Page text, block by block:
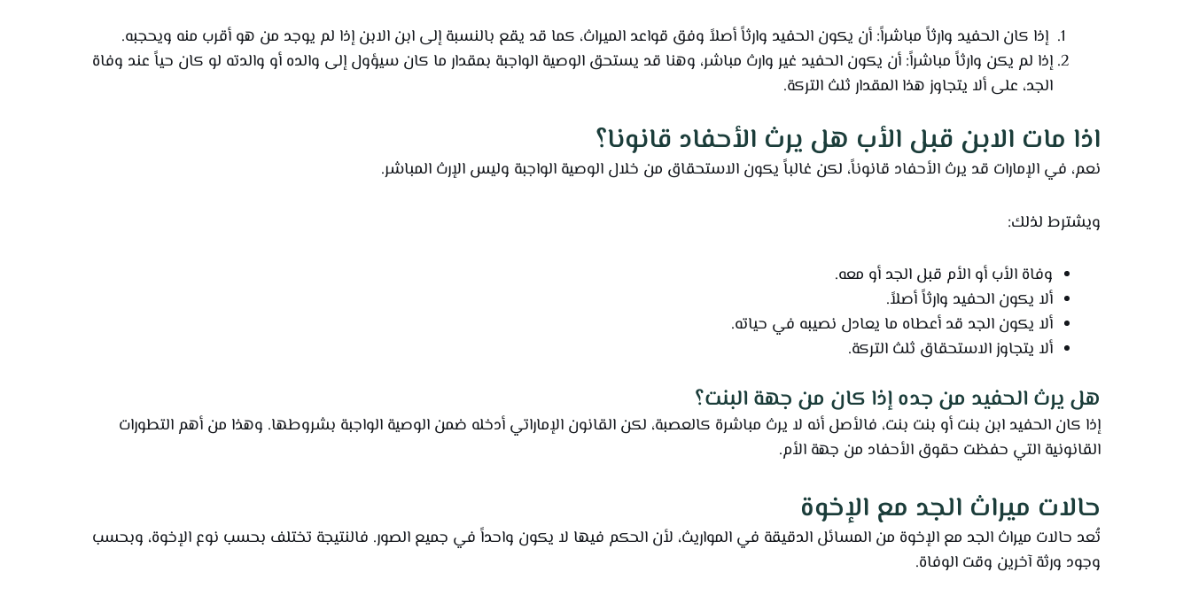
إذا كان الحفيد وارثاً مباشراً: أن يكون الحفيد وارثاً أصلاً وفق قواعد الميراث، كما قد يقع بالنسبة إلى ابن الابن إذا لم يوجد من هو أقرب منه ويحجبه.
إذا لم يكن وارثاً مباشراً: أن يكون الحفيد غير وارث مباشر، وهنا قد يستحق الوصية الواجبة بمقدار ما كان سيؤول إلى والده أو والدته لو كان حياً عند وفاة
الجد، على ألا يتجاوز هذا المقدار ثلث التركة.
اذا مات الابن قبل الأب هل يرث الأحفاد قانونا؟
نعم، في الإمارات قد يرث الأحفاد قانوناً، لكن غالباً يكون الاستحقاق من خلال الوصية الواجبة وليس الإرث المباشر.
ويشترط لذلك:
وفاة الأب أو الأم قبل الجد أو معه.
ألا يكون الحفيد وارثاً أصلاً.
ألا يكون الجد قد أعطاه ما يعادل نصيبه في حياته.
ألا يتجاوز الاستحقاق ثلث التركة.
هل يرث الحفيد من جده إذا كان من جهة البنت؟
إذا كان الحفيد ابن بنت أو بنت بنت، فالأصل أنه لا يرث مباشرة كالعصبة، لكن القانون الإماراتي أدخله ضمن الوصية الواجبة بشروطها. وهذا من أهم التطورات
القانونية التي حفظت حقوق الأحفاد من جهة الأم.
حالات ميراث الجد مع الإخوة
تُعد حالات ميراث الجد مع الإخوة من المسائل الدقيقة في المواريث، لأن الحكم فيها لا يكون واحداً في جميع الصور. فالنتيجة تختلف بحسب نوع الإخوة، وبحسب
وجود ورثة آخرين وقت الوفاة.